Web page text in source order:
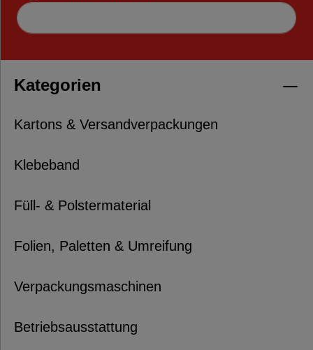
Kategorien
Kartons & Versandverpackungen
Klebeband
Füll- & Polstermaterial
Folien, Paletten & Umreifung
Verpackungsmaschinen
Betriebsausstattung